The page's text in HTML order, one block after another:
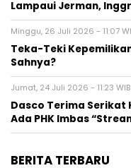
Lampaui Jerman,
Minggu, 26 Juli 2026 - 11:07
Teka-Teki
Sahnya?
Jumat, 24 Juli 2026 - 11:23 WIB
Dasco Terima Serikat
Ada PHK Imbas
BERITA TERBARU